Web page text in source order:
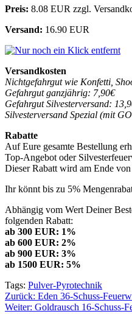
Preis: 8.08 EUR zzgl.
Versand: 16.90 EUR
Versandkosten
Nichtgefahrgut wie Konfetti,
Gefahrgut ganzjährig: 7,90€
Gefahrgut Silvesterversand:
Silvesterversand Spezial (mit
Rabatte
Auf Eure gesamte Bestellung
Top-Angebot oder
Dieser Rabatt wird am Ende
Ihr könnt bis zu 5%
Abhängig vom Wert Deiner
folgenden Rabatt:
ab 300 EUR: 1%
ab 600 EUR: 2%
ab 900 EUR: 3%
ab 1500 EUR: 5%
Tags: Pulver-Pyrotechnik
Beitragsnavigation
Zurück: Eden 36-Schuss-
Weiter: Goldrausch 16-Schuss-